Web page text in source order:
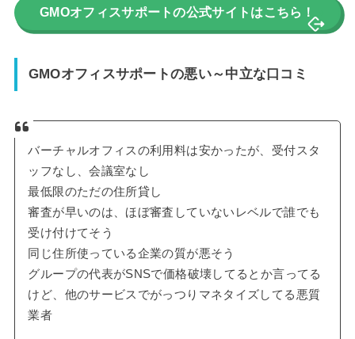
GMOオフィスサポートの公式サイトはこちら！
GMOオフィスサポートの悪い～中立な口コミ
バーチャルオフィスの利用料は安かったが、受付スタ
ッフなし、会議室なし
最低限のただの住所貸し
審査が早いのは、ほぼ審査していないレベルで誰でも
受け付けてそう
同じ住所使っている企業の質が悪そう
グループの代表がSNSで価格破壊してるとか言ってる
けど、他のサービスでがっつりマネタイズしてる悪質
業者